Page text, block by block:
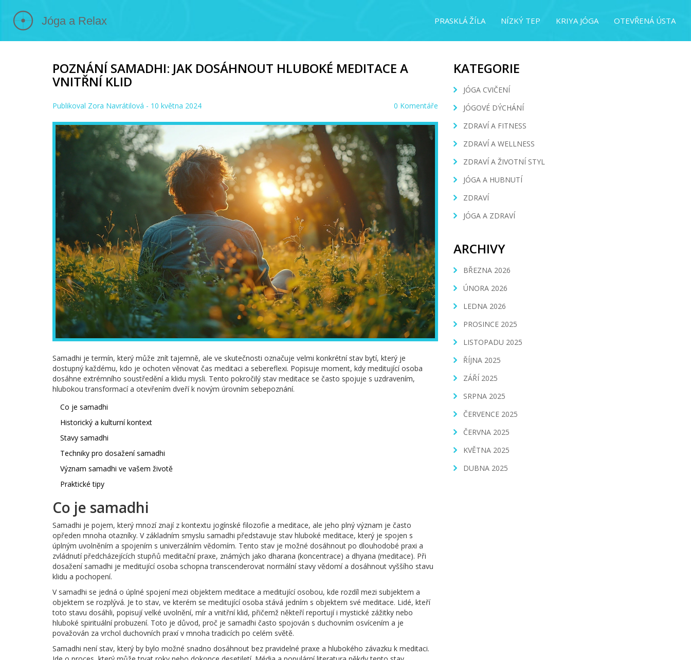
PRASKLÁ ŽÍLA NÍZKÝ TEP KRIYA JÓGA OTEVŘENÁ ÚSTA
POZNÁNÍ SAMADHI: JAK DOSÁHNOUT HLUBOKÉ MEDITACE A
VNITŘNÍ KLID
Publikoval Zora Navrátilová - 10 května 2024 0 Komentáře
Samadhi je termín, který může znít tajemně, ale ve skutečnosti označuje velmi konkrétní stav bytí, který je
dostupný každému, kdo je ochoten věnovat čas meditaci a sebereflexi. Popisuje moment, kdy meditující osoba
dosáhne extrémního soustředění a klidu mysli. Tento pokročilý stav meditace se často spojuje s uzdravením,
hlubokou transformací a otevřením dveří k novým úrovním sebepoznání.
Co je samadhi
Historický a kulturní kontext
Stavy samadhi
Techniky pro dosažení samadhi
Význam samadhi ve vašem životě
Praktické tipy
Co je samadhi
Samadhi je pojem, který mnozí znají z kontextu jogínské filozofie a meditace, ale jeho plný význam je často
opředen mnoha otazníky. V základním smyslu samadhi představuje stav hluboké meditace, který je spojen s
úplným uvolněním a spojením s univerzálním vědomím. Tento stav je možné dosáhnout po dlouhodobé praxi a
zvládnutí předcházejících stupňů meditační praxe, známých jako dharana (koncentrace) a dhyana (meditace). Při
dosažení samadhi je meditující osoba schopna transcenderovat normální stavy vědomí a dosáhnout vyššího stavu
klidu a pochopení.
V samadhi se jedná o úplné spojení mezi objektem meditace a meditující osobou, kde rozdíl mezi subjektem a
objektem se rozplývá. Je to stav, ve kterém se meditující osoba stává jedním s objektem své meditace. Lidé, kteří
toto stavu dosáhli, popisují velké uvolnění, mír a vnitřní klid, přičemž někteří reportují i mystické zážitky nebo
hluboké spirituální probuzení. Toto je důvod, proč je samadhi často spojován s duchovním osvícením a je
považován za vrchol duchovních praxí v mnoha tradicích po celém světě.
Samadhi není stav, který by bylo možné snadno dosáhnout bez pravidelné praxe a hlubokého závazku k meditaci.
KATEGORIE
JÓGA CVIČENÍ
JÓGOVÉ DÝCHÁNÍ
ZDRAVÍ A FITNESS
ZDRAVÍ A WELLNESS
ZDRAVÍ A ŽIVOTNÍ STYL
JÓGA A HUBNUTÍ
ZDRAVÍ
JÓGA A ZDRAVÍ
ARCHIVY
BŘEZNA 2026
ÚNORA 2026
LEDNA 2026
PROSINCE 2025
LISTOPADU 2025
ŘÍJNA 2025
ZÁŘÍ 2025
SRPNA 2025
ČERVENCE 2025
ČERVNA 2025
KVĚTNA 2025
DUBNA 2025